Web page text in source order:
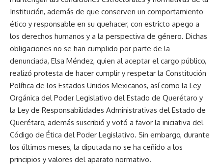
Institución, además de que conserven un comportamiento
ético y responsable en su quehacer, con estricto apego a
los derechos humanos y a la perspectiva de género. Dichas
obligaciones no se han cumplido por parte de la
denunciada, Elsa Méndez, quien al aceptar el cargo público,
realizó protesta de hacer cumplir y respetar la Constitución
Política de los Estados Unidos Mexicanos, así como la Ley
Orgánica del Poder Legislativo del Estado de Querétaro y
la Ley de Responsabilidades Administrativas del Estado de
Querétaro, además suscribió y votó a favor la iniciativa del
Código de Ética del Poder Legislativo. Sin embargo, durante
los últimos meses, la diputada no se ha ceñido a los
principios y valores del aparato normativo.